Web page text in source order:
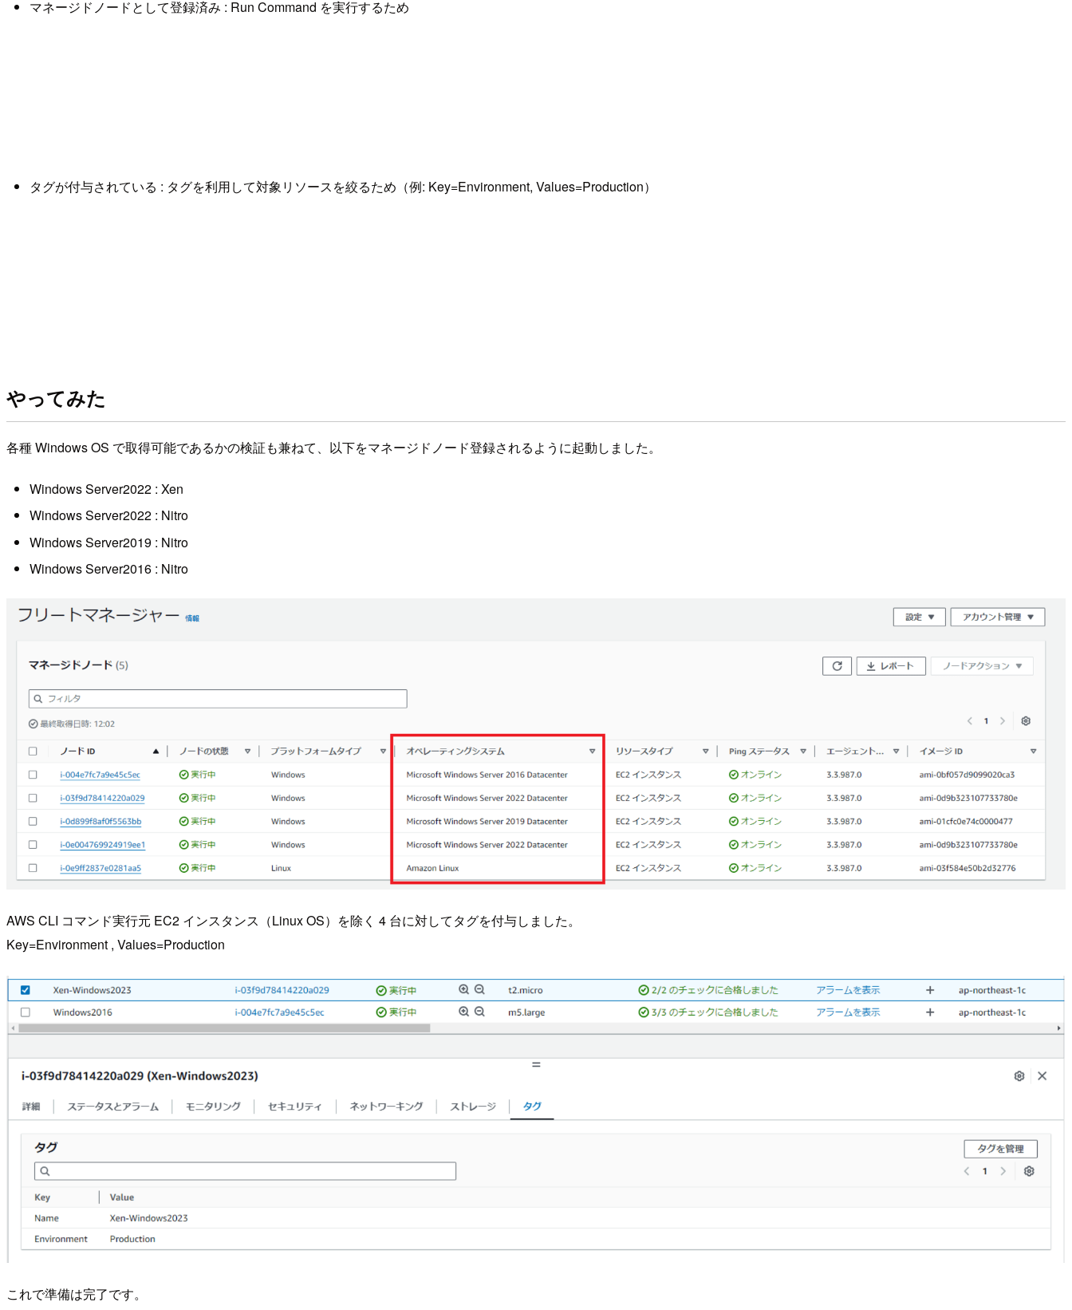
マネージドノードとして登録済み : Run Command を実行するため
タグが付与されている : タグを利用して対象リソースを絞るため（例: Key=Environment, Values=Production）
やってみた
各種 Windows OS で取得可能であるかの検証も兼ねて、以下をマネージドノード登録されるように起動しました。
Windows Server2022 : Xen
Windows Server2022 : Nitro
Windows Server2019 : Nitro
Windows Server2016 : Nitro
AWS CLI コマンド実行元 EC2 インスタンス（Linux OS）を除く 4 台に対してタグを付与しました。
Key=Environment , Values=Production
これで準備は完了です。